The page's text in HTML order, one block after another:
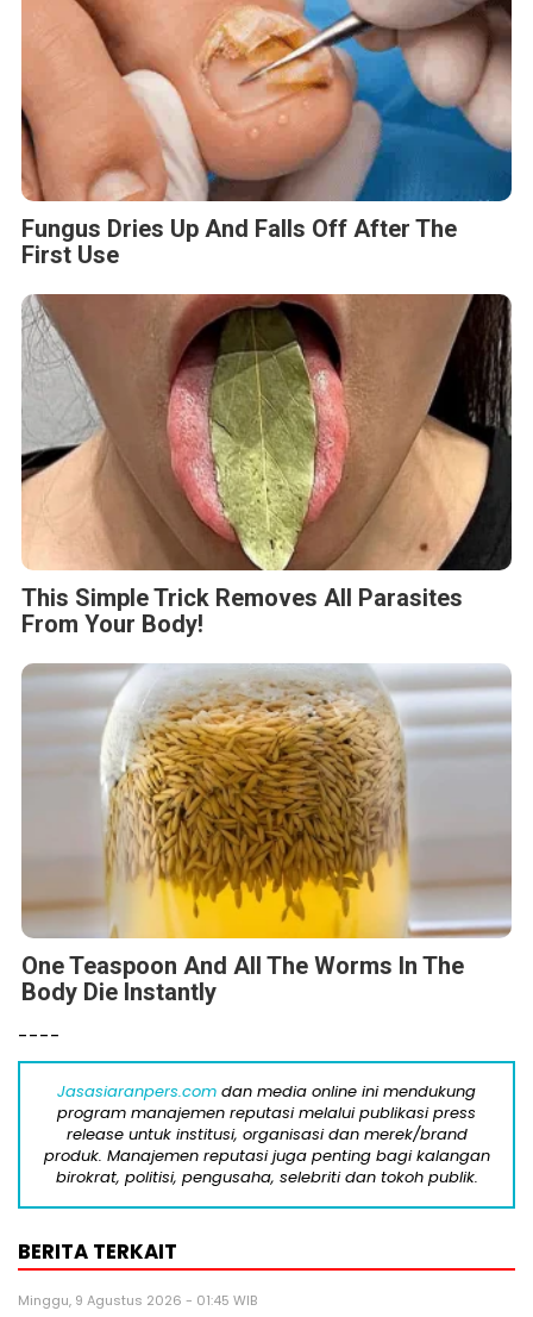
Fungus Dries Up And Falls Off After The
First Use
This Simple Trick Removes All Parasites
From Your Body!
One Teaspoon And All The Worms In The
Body Die Instantly
----
Jasasiaranpers.com dan media online ini mendukung
program manajemen reputasi melalui publikasi press
release untuk institusi, organisasi dan merek/brand
produk. Manajemen reputasi juga penting bagi kalangan
birokrat, politisi, pengusaha, selebriti dan tokoh publik.
BERITA TERKAIT
Minggu, 9 Agustus 2026 - 01:45 WIB